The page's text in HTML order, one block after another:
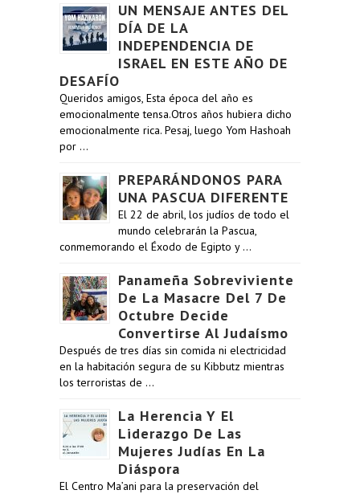
UN MENSAJE ANTES DEL
DÍA DE LA
INDEPENDENCIA DE
ISRAEL EN ESTE AÑO DE
DESAFÍO
Queridos amigos, Esta época del año es
emocionalmente tensa.Otros años hubiera dicho
emocionalmente rica. Pesaj, luego Yom Hashoah
por …
PREPARÁNDONOS PARA
UNA PASCUA DIFERENTE
El 22 de abril, los judíos de todo el
mundo celebrarán la Pascua,
conmemorando el Éxodo de Egipto y …
Panameña Sobreviviente
De La Masacre Del 7 De
Octubre Decide
Convertirse Al Judaísmo
Después de tres días sin comida ni electricidad
en la habitación segura de su Kibbutz mientras
los terroristas de …
La Herencia Y El
Liderazgo De Las
Mujeres Judías En La
Diáspora
El Centro Ma’ani para la preservación del